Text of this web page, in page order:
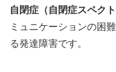
自閉症（自閉症スペク
ミュニケーションの困
る発達障害です。